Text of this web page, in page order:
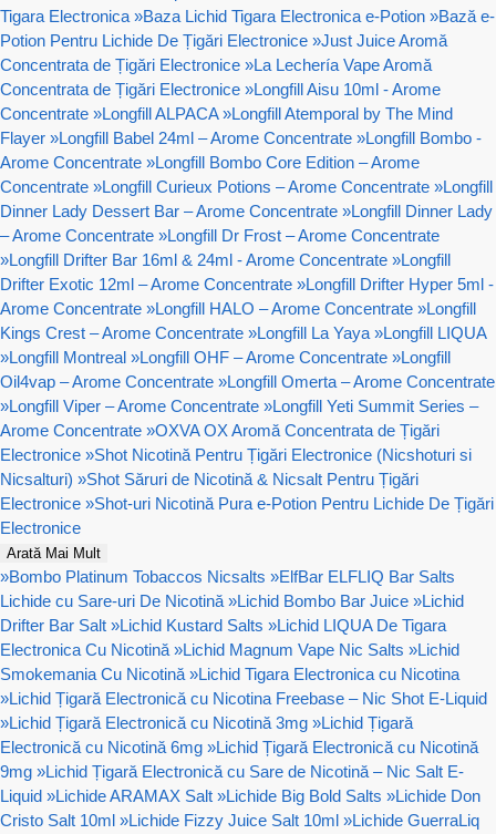
Tigara Electronica »Baza Lichid Tigara Electronica e-Potion »Bază e-
Potion Pentru Lichide De Țigări Electronice »Just Juice Aromă
Concentrata de Țigări Electronice »La Lechería Vape Aromă
Concentrata de Țigări Electronice »Longfill Aisu 10ml - Arome
Concentrate »Longfill ALPACA »Longfill Atemporal by The Mind
Flayer »Longfill Babel 24ml – Arome Concentrate »Longfill Bombo -
Arome Concentrate »Longfill Bombo Core Edition – Arome
Concentrate »Longfill Curieux Potions – Arome Concentrate »Longfill
Dinner Lady Dessert Bar – Arome Concentrate »Longfill Dinner Lady
– Arome Concentrate »Longfill Dr Frost – Arome Concentrate
»Longfill Drifter Bar 16ml & 24ml - Arome Concentrate »Longfill
Drifter Exotic 12ml – Arome Concentrate »Longfill Drifter Hyper 5ml -
Arome Concentrate »Longfill HALO – Arome Concentrate »Longfill
Kings Crest – Arome Concentrate »Longfill La Yaya »Longfill LIQUA
»Longfill Montreal »Longfill OHF – Arome Concentrate »Longfill
Oil4vap – Arome Concentrate »Longfill Omerta – Arome Concentrate
»Longfill Viper – Arome Concentrate »Longfill Yeti Summit Series –
Arome Concentrate »OXVA OX Aromă Concentrata de Țigări
Electronice »Shot Nicotină Pentru Țigări Electronice (Nicshoturi si
Nicsalturi) »Shot Săruri de Nicotină & Nicsalt Pentru Țigări
Electronice »Shot-uri Nicotină Pura e-Potion Pentru Lichide De Țigări
Electronice
Arată Mai Mult
»Bombo Platinum Tobaccos Nicsalts »ElfBar ELFLIQ Bar Salts
Lichide cu Sare-uri De Nicotină »Lichid Bombo Bar Juice »Lichid
Drifter Bar Salt »Lichid Kustard Salts »Lichid LIQUA De Tigara
Electronica Cu Nicotină »Lichid Magnum Vape Nic Salts »Lichid
Smokemania Cu Nicotină »Lichid Tigara Electronica cu Nicotina
»Lichid Țigară Electronică cu Nicotina Freebase – Nic Shot E-Liquid
»Lichid Țigară Electronică cu Nicotină 3mg »Lichid Țigară
Electronică cu Nicotină 6mg »Lichid Țigară Electronică cu Nicotină
9mg »Lichid Țigară Electronică cu Sare de Nicotină – Nic Salt E-
Liquid »Lichide ARAMAX Salt »Lichide Big Bold Salts »Lichide Don
Cristo Salt 10ml »Lichide Fizzy Juice Salt 10ml »Lichide GuerraLiq